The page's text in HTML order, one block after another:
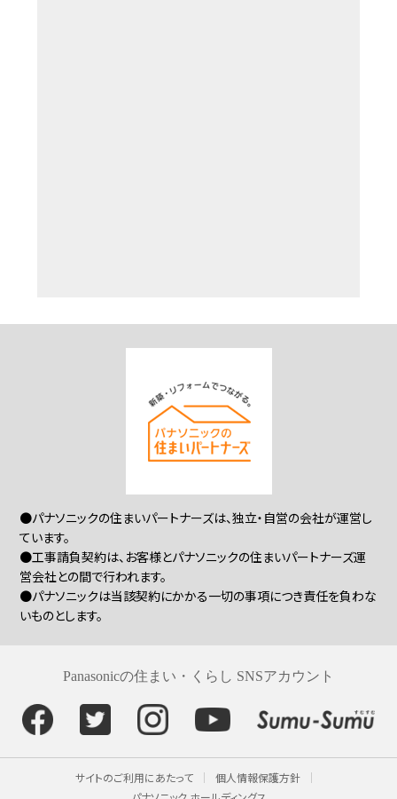
●パナソニックの住まいパートナーズは、独立・自営の会社が運営し
ています。
●工事請負契約は、お客様とパナソニックの住まいパートナーズ運
営会社との間で行われます。
●パナソニックは当該契約にかかる一切の事項につき責任を負わな
いものとします。
Panasonicの住まい・くらし SNSアカウント
サイトのご利用にあたって
個人情報保護方針